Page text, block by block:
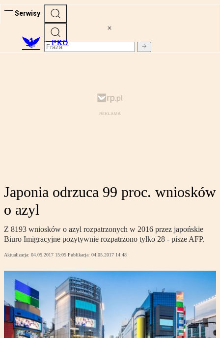
Serwisy
PRO
Japonia odrzuca 99 proc. wniosków
o azyl
Z 8193 wniosków o azyl rozpatrzonych w 2016 przez japońskie
Biuro Imigracyjne pozytywnie rozpatrzono tylko 28 - pisze AFP.
Aktualizacja: 04.05.2017 15:05 Publikacja: 04.05.2017 14:48